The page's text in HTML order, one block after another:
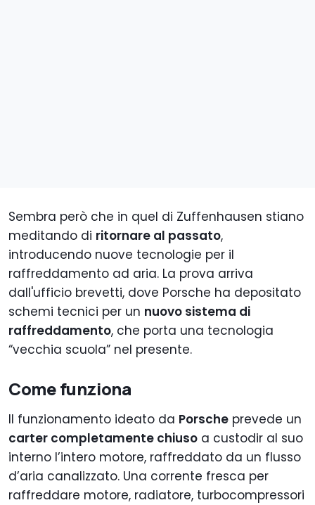
Sembra però che in quel di Zuffenhausen stiano
meditando di ritornare al passato,
introducendo nuove tecnologie per il
raffreddamento ad aria. La prova arriva
dall'ufficio brevetti, dove Porsche ha depositato
schemi tecnici per un nuovo sistema di
raffreddamento, che porta una tecnologia
“vecchia scuola” nel presente.
Come funziona
Il funzionamento ideato da Porsche prevede un
carter completamente chiuso a custodir al suo
interno l’intero motore, raffreddato da un flusso
d’aria canalizzato. Una corrente fresca per
raffreddare motore, radiatore, turbocompressori